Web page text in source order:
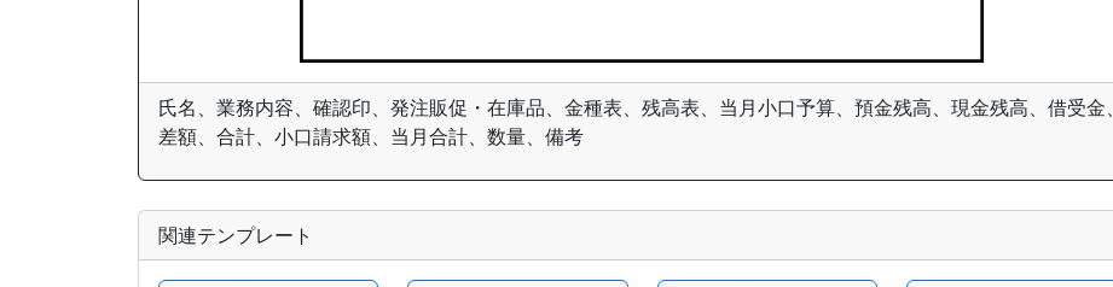
氏名、業務内容、確認印、発注販促・在庫品、金種表、残高表、当月小口予算、預金残高、現金残高、借受金、
差額、合計、小口請求額、当月合計、数量、備考
関連テンプレート